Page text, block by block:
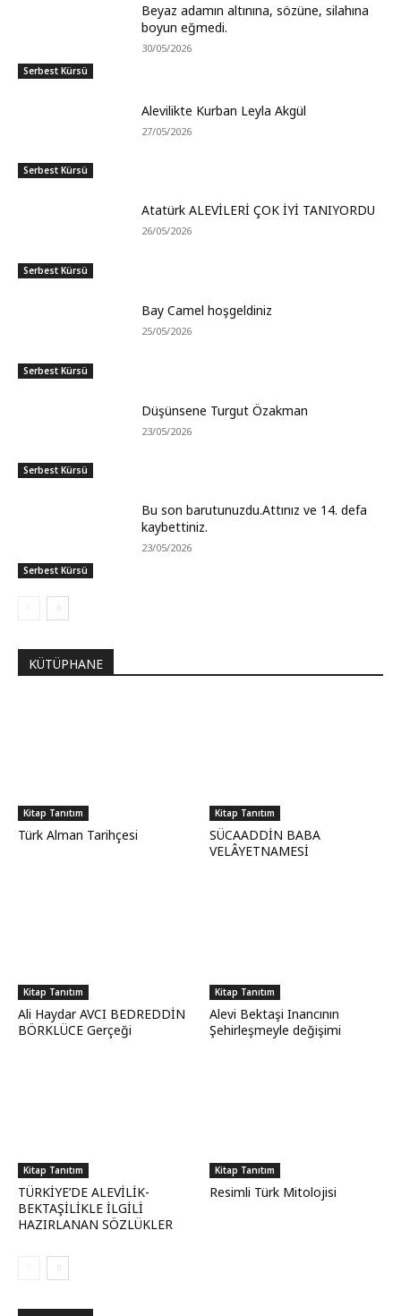
Serbest Kürsü
Beyaz adamın altınına, sözüne, silahına
boyun eğmedi.
30/05/2026
Serbest Kürsü
Alevilikte Kurban Leyla Akgül
27/05/2026
Serbest Kürsü
Atatürk ALEVİLERİ ÇOK İYİ TANIYORDU
26/05/2026
Serbest Kürsü
Bay Camel hoşgeldiniz
25/05/2026
Serbest Kürsü
Düşünsene Turgut Özakman
23/05/2026
Serbest Kürsü
Bu son barutunuzdu.Attınız ve 14. defa
kaybettiniz.
23/05/2026
KÜTÜPHANE
Kitap Tanıtım
Türk Alman Tarihçesi
Kitap Tanıtım
SÜCAADDİN BABA
VELÂYETNAMESİ
Kitap Tanıtım
Ali Haydar AVCI BEDREDDİN
BÖRKLÜCE Gerçeği
Kitap Tanıtım
Alevi Bektaşi Inancının
Şehirleşmeyle değişimi
Kitap Tanıtım
TÜRKİYE’DE ALEVİLİK-
BEKTAŞİLİKLE İLGİLİ
HAZIRLANAN SÖZLÜKLER
Kitap Tanıtım
Resimli Türk Mitolojisi